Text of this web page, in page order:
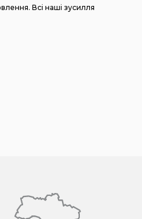
Всі наші зусилля